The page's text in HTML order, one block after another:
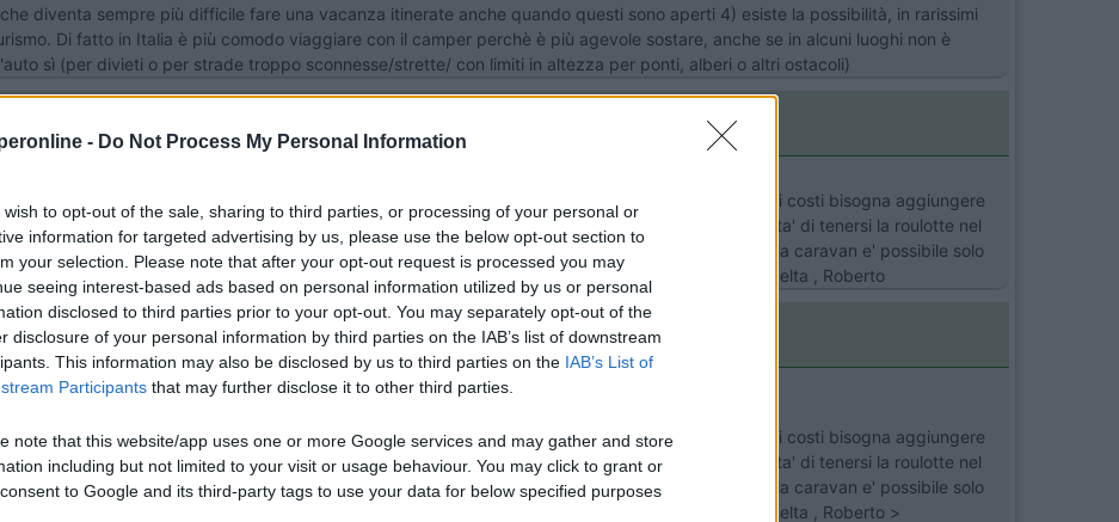
- Do Not Process My Personal Information
wish to opt-out of the sale, sharing to third parties, or processing of your personal or
information for targeted advertising by us, please use the below opt-out section to
your selection. Please note that after your opt-out request is processed you may
seeing interest-based ads based on personal information utilized by us or personal
disclosed to third parties prior to your opt-out. You may separately opt-out of the
disclosure of your personal information by third parties on the IAB’s list of downstream
This information may also be disclosed by us to third parties on the IAB’s List of
Participants that may further disclose it to other third parties.
note that this website/app uses one or more Google services and may gather and store
including but not limited to your visit or usage behaviour. You may click to grant or
to Google and its third-party tags to use your data for below specified purposes
diventa sempre più difficile fare una vacanza itinerate anche quando questi sono aperti 4) esiste la possibilità, in rarissimi
Di fatto in Italia è più comodo viaggiare con il camper perchè è più agevole sostare, anche se in alcuni luoghi non è
sì (per divieti o per strade troppo sconnesse/strette/ con limiti in altezza per ponti, alberi o altri ostacoli)
costare anche solo il doppio di una caravan (dipende dal camper e dalla roulotte) e nel calcolo dei costi bisogna aggiungere
motore potente) Il problema WE potrebbe anche non porsi se ad esempio uno avesse la possibilita' di tenersi la roulotte nel
corretto cio che ha scritto Vertigo che per quest' ultimo utilizzo e' meglio il camper. La sosta della caravan e' possibile solo
lasciare fissa in un camping annuale dove trascorrere i WE spostandosi solo con l' auto. Buona scelta , Roberto
costare anche solo il doppio di una caravan (dipende dal camper e dalla roulotte) e nel calcolo dei costi bisogna aggiungere
motore potente) Il problema WE potrebbe anche non porsi se ad esempio uno avesse la possibilita' di tenersi la roulotte nel
corretto cio che ha scritto Vertigo che per quest' ultimo utilizzo e' meglio il camper. La sosta della caravan e' possibile solo
lasciare fissa in un camping annuale dove trascorrere i WE spostandosi solo con l' auto. Buona scelta , Roberto >